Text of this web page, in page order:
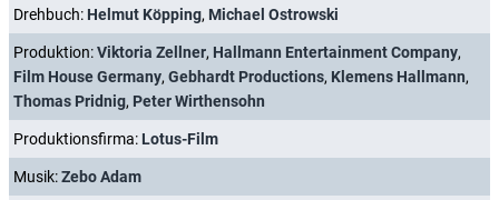
Drehbuch: Helmut Köpping, Michael Ostrowski
Produktion:Viktoria Zellner, Hallmann Entertainment Company,
Film House Germany, Gebhardt Productions, Klemens Hallmann,
Thomas Pridnig, Peter Wirthensohn
Produktionsfirma: Lotus-Film
Musik:Zebo Adam